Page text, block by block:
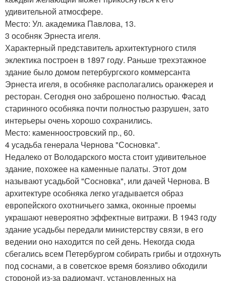
удивительной атмосфере.
Место: Ул. академика Павлова, 13.
3 особняк Эрнеста игеля.
Характерный представитель архитектурного стиля
эклектика построен в 1897 году. Раньше трехэтажное
здание было домом петербургского коммерсанта
Эрнеста игеля, в особняке располагались оранжерея и
ресторан. Сегодня оно заброшено полностью. Фасад
старинного особняка почти полностью разрушен, зато
интерьеры очень хорошо сохранились.
Место: каменноостровский пр., 60.
4 усадьба генерала Чернова "Сосновка".
Недалеко от Володарского моста стоит удивительное
здание, похожее на каменные палаты. Этот дом
называют усадьбой "Сосновка", или дачей Чернова. В
архитектуре особняка легко угадывается образ
европейского охотничьего замка, оконные проемы
украшают невероятно эффектные витражи. В 1943 году
здание усадьбы передали министерству связи, в его
ведении оно находится по сей день. Некогда сюда
сбегались всем Петербургом собирать грибы и отдохнуть
под соснами, а в советское время боязливо обходили
стороной из-за радиомачт, установленных на